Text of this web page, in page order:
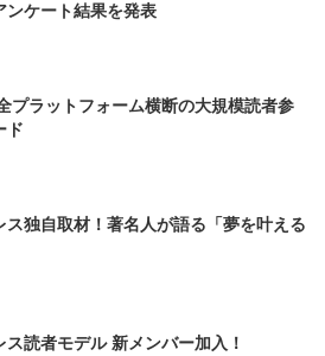
ンケート結果を発表
プラットフォーム横断の大規模読者参
ド
ス独自取材！著名人が語る「夢を叶える
ス読者モデル 新メンバー加入！